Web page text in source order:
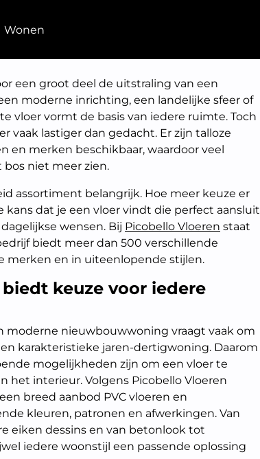
Wonen
een groot deel de uitstraling van een
moderne inrichting, een landelijke sfeer of
vloer vormt de basis van iedere ruimte. Toch
vaak lastiger dan gedacht. Er zijn talloze
en merken beschikbaar, waardoor veel
niet meer zien.
assortiment belangrijk. Hoe meer keuze er
kans dat je een vloer vindt die perfect aansluit
wensen. Bij Picobello Vloeren staat
biedt meer dan 500 verschillende
merken en in uiteenlopende stijlen.
keuze voor iedere
moderne nieuwbouwwoning vraagt vaak om
karakteristieke jaren-dertigwoning. Daarom
mogelijkheden zijn om een vloer te
het interieur. Volgens Picobello Vloeren
breed aanbod PVC vloeren en
kleuren, patronen en afwerkingen. Van
eiken dessins en van betonlook tot
iedere woonstijl een passende oplossing